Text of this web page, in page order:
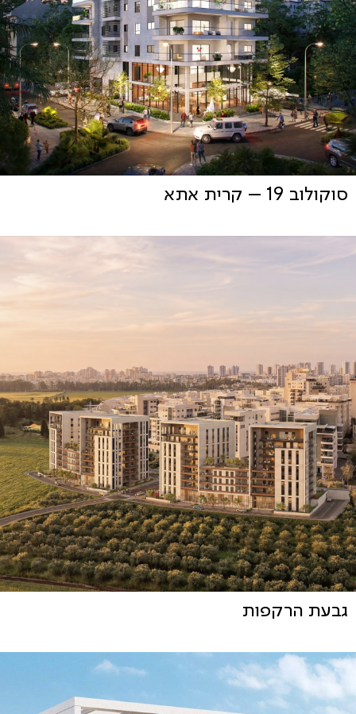
סוקולוב 19 – קרית אתא
גבעת הרקפות